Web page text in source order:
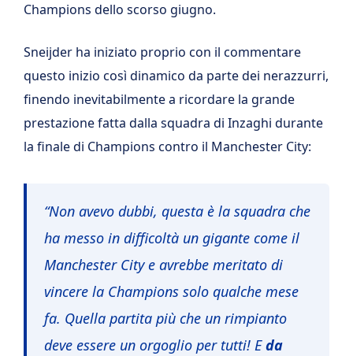
Champions dello scorso giugno.
Sneijder ha iniziato proprio con il commentare
questo inizio così dinamico da parte dei nerazzurri,
finendo inevitabilmente a ricordare la grande
prestazione fatta dalla squadra di Inzaghi durante
la finale di Champions contro il Manchester City:
“Non avevo dubbi, questa è la squadra che
ha messo in difficoltà un gigante come il
Manchester City e avrebbe meritato di
vincere la Champions solo qualche mese
fa. Quella partita più che un rimpianto
deve essere un orgoglio per tutti! Eda